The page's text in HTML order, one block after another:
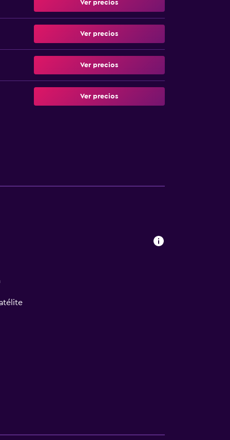
Ver precios
Ver precios
Ver precios
Ver precios